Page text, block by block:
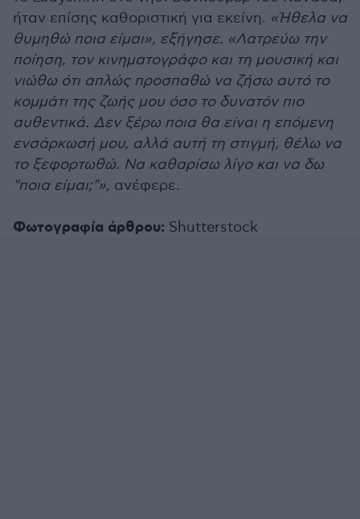
ήταν επίσης καθοριστική για εκείνη. «Ήθελα να
θυμηθώ ποια είμαι», εξήγησε. «Λατρεύω την
ποίηση, τον κινηματογράφο και τη μουσική και
νιώθω ότι απλώς προσπαθώ να ζήσω αυτό το
κομμάτι της ζωής μου όσο το δυνατόν πιο
αυθεντικά. Δεν ξέρω ποια θα είναι η επόμενη
ενσάρκωσή μου, αλλά αυτή τη στιγμή, θέλω να
το ξεφορτωθώ. Να καθαρίσω λίγο και να δω
"ποια είμαι;"», ανέφερε.
Φωτογραφία άρθρου: Shutterstock